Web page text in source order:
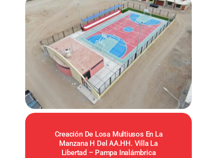
Creación De Losa Multiusos En La
Manzana H Del AA.HH. Villa La
Libertad – Pampa Inalámbrica